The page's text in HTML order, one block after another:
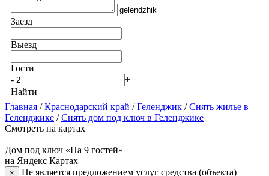
Заезд
Выезд
Гости
-
+
Найти
Главная /Краснодарский край /Геленджик /Снять жилье в
Геленджике /Снять дом под ключ в Геленджике
Смотреть на картах
Дом под ключ «На 9 гостей»
на Яндекс Картах
×
Не является предложением услуг средства (объекта)